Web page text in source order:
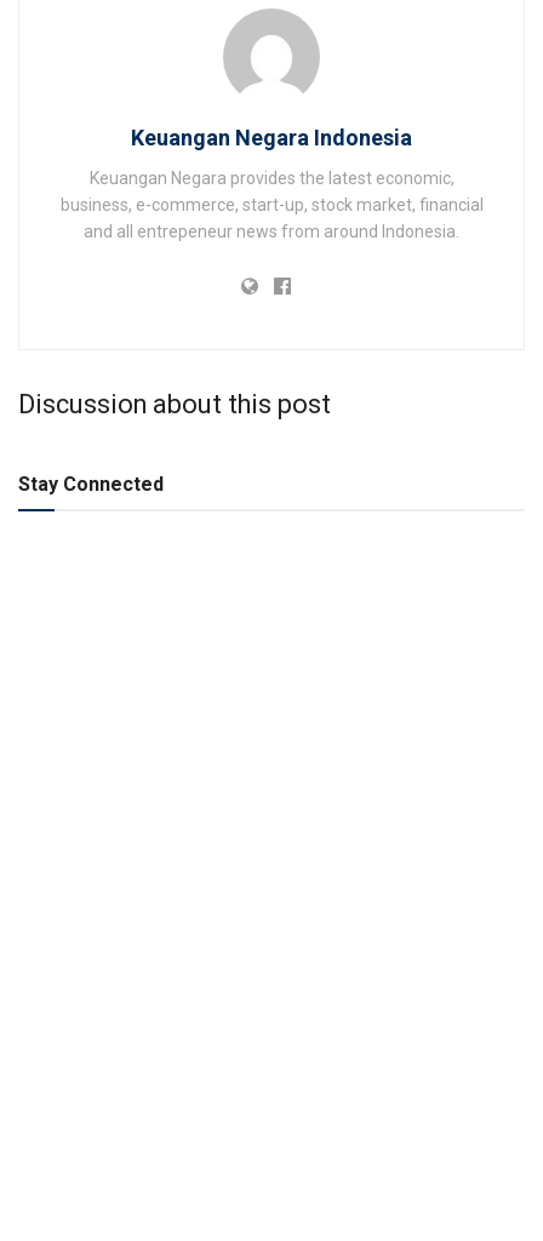
Keuangan Negara Indonesia
Keuangan Negara provides the latest economic,
business, e-commerce, start-up, stock market, financial
and all entrepeneur news from around Indonesia.
Discussion about this post
Stay Connected